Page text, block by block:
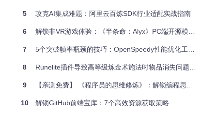
this.options = { ...this.defaultOptions, ...options
this.bindEvents();
setState( newState) {
state = { ... this. state , ...newState };
this.render
this.triggerEvent ( 'stateChange' this.state);
5 攻克AI集成难题：阿里云百炼SDK行业适配实战指南
6 解锁非VR游戏体验：《半条命：Alyx》PC端开源模组适配方案
7 5个突破帧率瓶颈的技巧：OpenSpeedy性能优化工具释放游戏硬件潜力
8 Runelite插件导致高等级炼金术施法时物品消失问题分析
9 【亲测免费】 《程序员的思维修炼》：解锁编程思维的终极指南
10 解锁GitHub前端宝库：7个高效资源获取策略